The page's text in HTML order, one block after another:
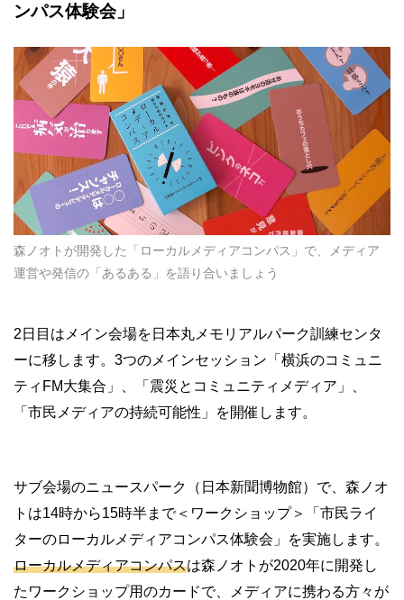
ンパス体験会」
森ノオトが開発した「ローカルメディアコンパス」で、メディア
運営や発信の「あるある」を語り合いましょう
2日目はメイン会場を日本丸メモリアルパーク訓練センタ
ーに移します。3つのメインセッション「横浜のコミュニ
ティFM大集合」、「震災とコミュニティメディア」、
「市民メディアの持続可能性」を開催します。
サブ会場のニュースパーク（日本新聞博物館）で、森ノオ
トは14時から15時半まで＜ワークショップ＞「市民ライ
ターのローカルメディアコンパス体験会」を実施します。
ローカルメディアコンパスは森ノオトが2020年に開発し
たワークショップ用のカードで、メディアに携わる方々が